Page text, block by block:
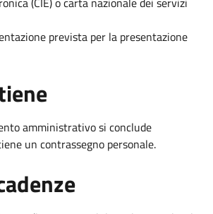
prevista per la presentazione
amministrativo si conclude
un contrassegno personale.